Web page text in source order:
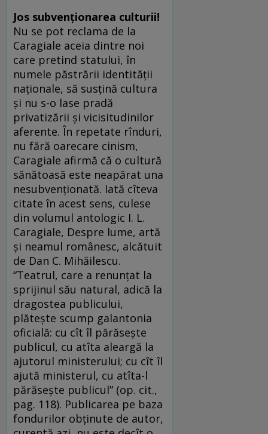
Jos subvenţionarea culturii!
Nu se pot reclama de la
Caragiale aceia dintre noi
care pretind statului, în
numele păstrării identităţii
naţionale, să susţină cultura
şi nu s-o lase pradă
privatizării şi vicisitudinilor
aferente. În repetate rînduri,
nu fără oarecare cinism,
Caragiale afirmă că o cultură
sănătoasă este neapărat una
nesubvenţionată. Iată cîteva
citate în acest sens, culese
din volumul antologic I. L.
Caragiale, Despre lume, artă
şi neamul românesc, alcătuit
de Dan C. Mihăilescu.
“Teatrul, care a renunţat la
sprijinul său natural, adică la
dragostea publicului,
plăteşte scump galantonia
oficială: cu cît îl părăseşte
publicul, cu atîta aleargă la
ajutorul ministerului; cu cît îl
ajută ministerul, cu atîta-l
părăseşte publicul” (op. cit.,
pag. 118). Publicarea pe baza
fondurilor obţinute de autor,